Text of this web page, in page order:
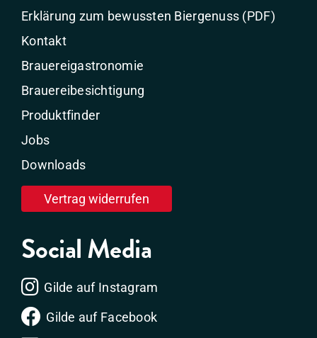
Erklärung zum bewussten Biergenuss (PDF)
Kontakt
Brauereigastronomie
Brauereibesichtigung
Produktfinder
Jobs
Downloads
Vertrag widerrufen
Social Media
Gilde auf Instagram
Gilde auf Facebook